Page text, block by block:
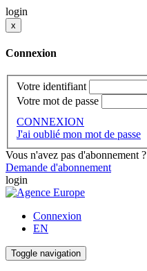
login
x
Connexion
Votre identifiant
Votre mot de passe
CONNEXION
J'ai oublié mon mot de passe
Vous n'avez pas d'abonnement ?
Demande d'abonnement
login
Connexion
EN
Toggle navigation